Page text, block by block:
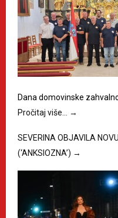
Dana domovinske
Pročitaj više…
→
SEVERINA OBJAVILA
(‘ANKSIOZNA’) →